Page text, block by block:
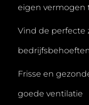
eigen vermogen
Vind de perfecte
Frisse en
goede ventilatie